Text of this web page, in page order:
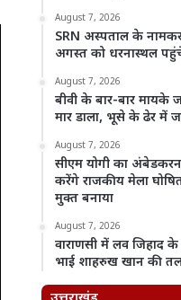
August 7, 2026
SRN अस्पताल के
अगस्त को धरनास्थल
August 7, 2026
बीवी के बार-बार मायके
मार डाला, भूसे के ढेर में
August 7, 2026
सीएम योगी का
करेंगे राजकीय मेला
मुक्त बनाया
August 7, 2026
वाराणसी में लव जिहाद
भाई शाहरुख खान की